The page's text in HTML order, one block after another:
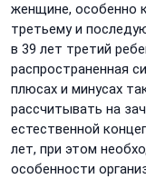
женщине, особенно
третьему и
в 39 лет третий
распространенная
плюсах и минусах
рассчитывать на
естественной
лет, при этом
особенности